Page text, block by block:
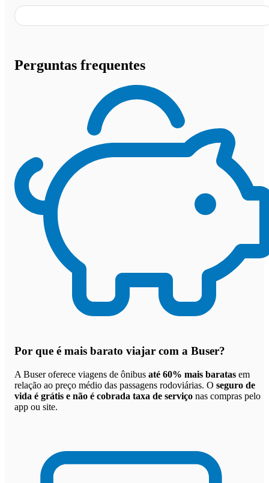
Perguntas frequentes
Por que é mais barato viajar com a Buser?
A Buser oferece viagens de ônibus até 60% mais baratas em
relação ao preço médio das passagens rodoviárias. O seguro de
vida é grátis e não é cobrada taxa de serviço nas compras pelo
app ou site.